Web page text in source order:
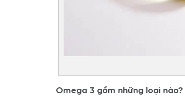
Omega 3 gồm những loại nào?